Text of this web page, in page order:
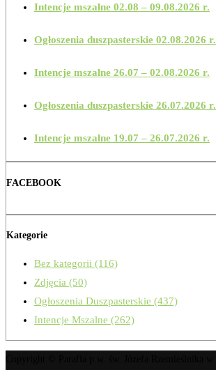
Intencje mszalne 02.08 – 09.08.2026 r.
Ogłoszenia duszpasterskie 02.08.2026 r.
Intencje mszalne 26.07 – 02.08.2026 r.
Ogłoszenia duszpasterskie 26.07.2026 r.
Intencje mszalne 19.07 – 26.07.2026 r.
FACEBOOK
Kategorie
Bez kategorii (116)
Zdjęcia (50)
Ogłoszenia Duszpasterskie (437)
Intencje Mszalne (262)